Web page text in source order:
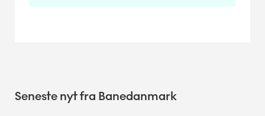
Seneste nyt fra Banedanmark